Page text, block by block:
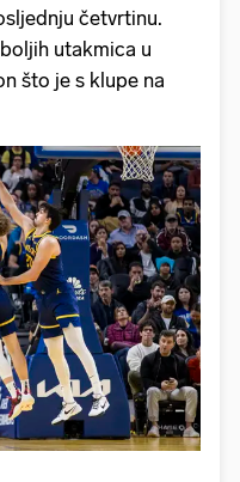
četvrtinu.
utakmica u
što je s klupe na